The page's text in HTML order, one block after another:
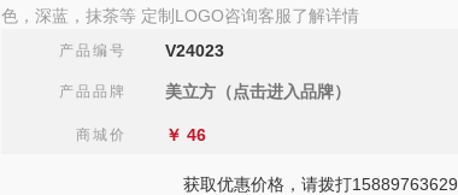
色，深蓝，抹茶等 定制LOGO咨询客服了解详情
产品编号 V24023
产品品牌 美立方（点击进入品牌）
商城价 ￥ 46
获取优惠价格，请拨打15889763629